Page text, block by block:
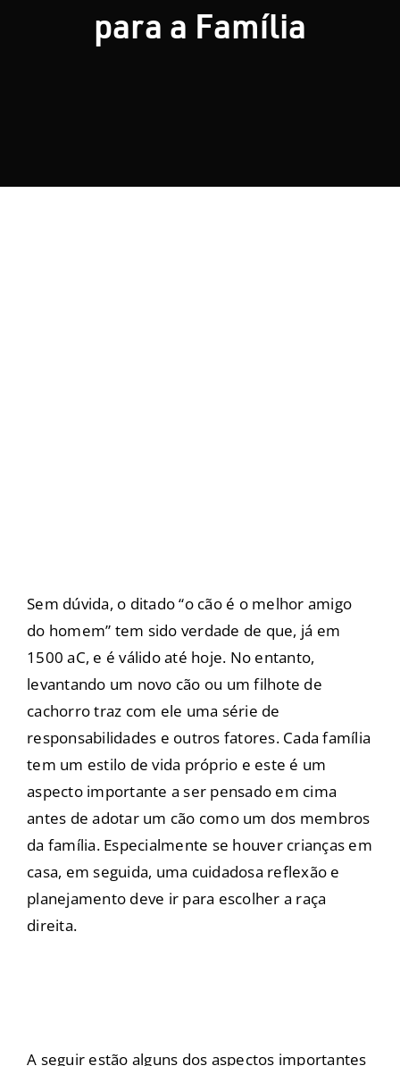
para a Família
Sem dúvida, o ditado “o cão é o melhor amigo
do homem” tem sido verdade de que, já em
1500 aC, e é válido até hoje. No entanto,
levantando um novo cão ou um filhote de
cachorro traz com ele uma série de
responsabilidades e outros fatores. Cada família
tem um estilo de vida próprio e este é um
aspecto importante a ser pensado em cima
antes de adotar um cão como um dos membros
da família. Especialmente se houver crianças em
casa, em seguida, uma cuidadosa reflexão e
planejamento deve ir para escolher a raça
direita.
A seguir estão alguns dos aspectos importantes